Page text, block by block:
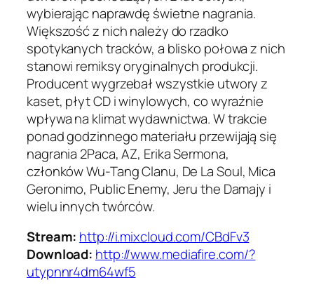
wybierając naprawdę świetne nagrania.
Większość z nich należy do rzadko
spotykanych tracków, a blisko połowa z nich
stanowi remiksy oryginalnych produkcji.
Producent wygrzebał wszystkie utwory z
kaset, płyt CD i winylowych, co wyraźnie
wpływa na klimat wydawnictwa. W trakcie
ponad godzinnego materiału przewijają się
nagrania 2Paca, AZ, Erika Sermona,
członków Wu-Tang Clanu, De La Soul, Mica
Geronimo, Public Enemy, Jeru the Damajy i
wielu innych twórców.
Stream: http://i.mixcloud.com/CBdFv3
Download: http://www.mediafire.com/?
utypnnr4dm64wf5